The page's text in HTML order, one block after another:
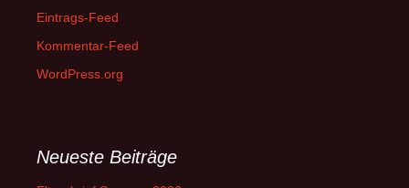
Eintrags-Feed
Kommentar-Feed
WordPress.org
Neueste Beiträge